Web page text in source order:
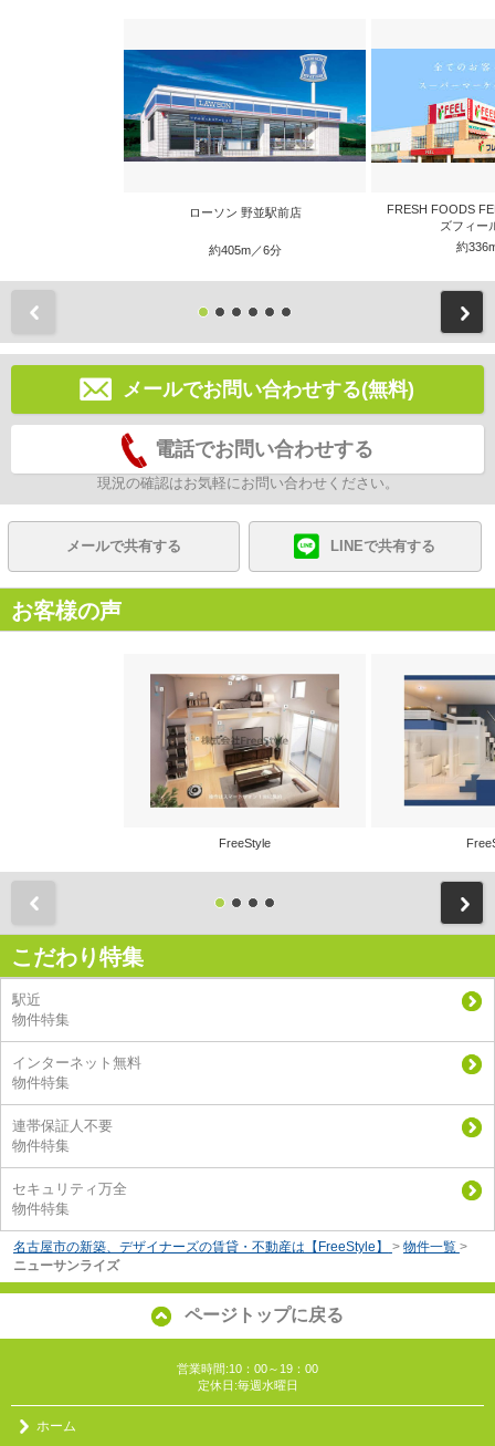
ローソン 野並駅前店
約405m／6分
FRESH FOODS
ズフィー
約
メールでお問い合わせする(無料)
電話でお問い合わせする
現況の確認はお気軽にお問い合わせください。
メールで共有する LINEで共有する
お客様の声
FreeStyle
こだわり特集
駅近
物件特集
インターネット無料
物件特集
連帯保証人不要
物件特集
セキュリティ万全
物件特集
名古屋市の新築、デザイナーズの賃貸・不動産は【FreeStyle】 > 物件一覧 >
ニューサンライズ
ページトップに戻る
営業時間:10：00～19：00
定休日:毎週水曜日
ホーム